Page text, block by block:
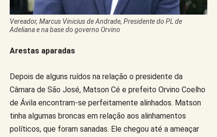
Vereador, Marcus Vinicius de Andrade, Presidente do PL de
Adeliana e na base do governo Orvino
Arestas aparadas
Depois de alguns ruídos na relação o presidente da
Câmara de São José, Matson Cé e prefeito Orvino Coelho
de Ávila encontram-se perfeitamente alinhados. Matson
tinha algumas broncas em relação aos alinhamentos
políticos, que foram sanadas. Ele chegou até a ameaçar